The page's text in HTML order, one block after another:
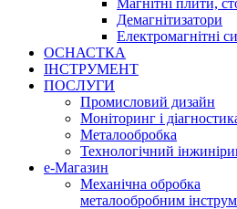
Магнітні плити,
Демагнітизатори
Електромагнітні
ОСНАСТКА
ІНСТРУМЕНТ
ПОСЛУГИ
Промисловий дизайн
Моніторинг і
Металообробка
Технологічний
е-Магазин
Механічна обробка
металообробним